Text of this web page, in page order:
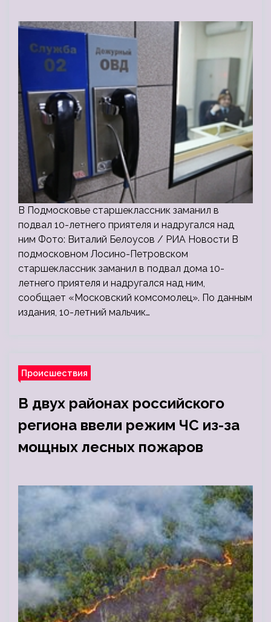
В Подмосковье старшеклассник заманил в
подвал 10-летнего приятеля и надругался над
ним Фото: Виталий Белоусов / РИА Новости В
подмосковном Лосино-Петровском
старшеклассник заманил в подвал дома 10-
летнего приятеля и надругался над ним,
сообщает «Московский комсомолец». По данным
издания, 10-летний мальчик…
Происшествия
В двух районах российского
региона ввели режим ЧС из-за
мощных лесных пожаров